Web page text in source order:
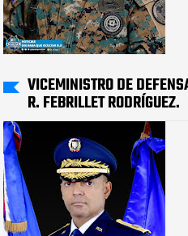
VICEMINISTRO DE
R. FEBRILLET RODRÍGUEZ.